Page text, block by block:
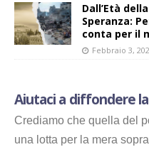
Dall’Età
Speranza:
conta per il
Febbraio 3,
Aiutaci a diffondere
Crediamo che quella del
una lotta per la mera